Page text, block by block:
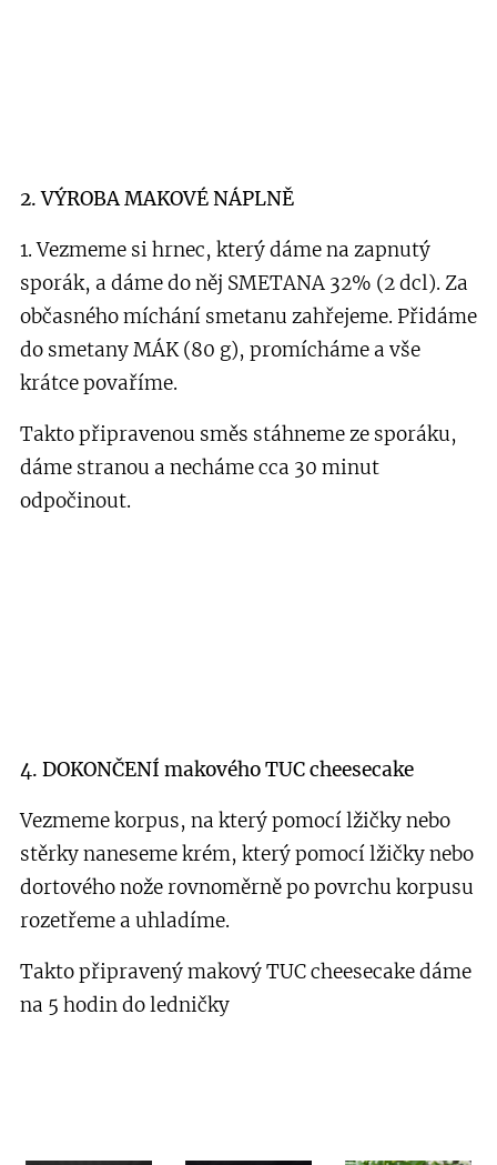
2. VÝROBA MAKOVÉ NÁPLNĚ
1. Vezmeme si hrnec, který dáme na zapnutý
sporák, a dáme do něj SMETANA 32% (2 dcl). Za
občasného míchání smetanu zahřejeme. Přidáme
do smetany MÁK (80 g), promícháme a vše
krátce povaříme.
Takto připravenou směs stáhneme ze sporáku,
dáme stranou a necháme cca 30 minut
odpočinout.
4. DOKONČENÍ makového TUC cheesecake
Vezmeme korpus, na který pomocí lžičky nebo
stěrky naneseme krém, který pomocí lžičky nebo
dortového nože rovnoměrně po povrchu korpusu
rozetřeme a uhladíme.
Takto připravený makový TUC cheesecake dáme
na 5 hodin do ledničky